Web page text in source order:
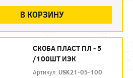
В КОРЗИНУ
СКОБА ПЛАСТ ПЛ - 5
/100ШТ ИЭК
Артикул: USK21-05-100